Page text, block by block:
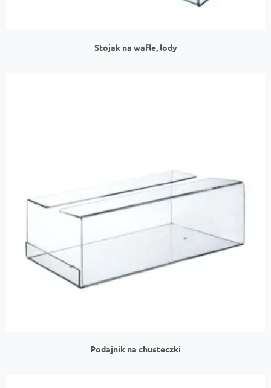
Stojak na wafle, lody
Podajnik na chusteczki